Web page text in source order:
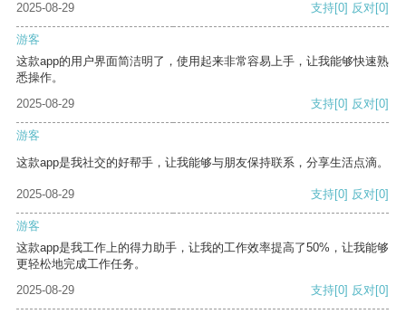
2025-08-29
支持[0] 反对[0]
游客
这款app的用户界面简洁明了，使用起来非常容易上手，让我能够快速熟
悉操作。
2025-08-29
支持[0] 反对[0]
游客
这款app是我社交的好帮手，让我能够与朋友保持联系，分享生活点滴。
2025-08-29 支持[0] 反对[0]
游客
这款app是我工作上的得力助手，让我的工作效率提高了50%，让我能够
更轻松地完成工作任务。
2025-08-29
支持[0] 反对[0]